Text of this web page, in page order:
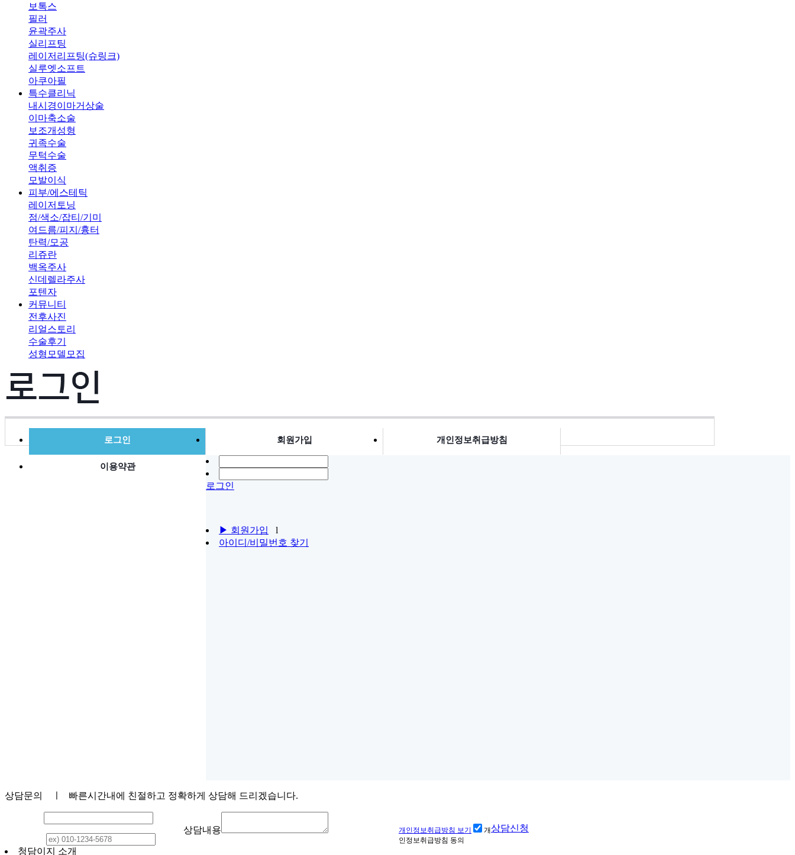
보톡스
필러
윤곽주사
실리프팅
레이저리프팅(슈링크)
실루엣소프트
아쿠아필
특수클리닉
내시경이마거상술
이마축소술
보조개성형
귀족수술
무턱수술
액취증
모발이식
피부/에스테틱
레이저토닝
점/색소/잡티/기미
여드름/피지/흉터
탄력/모공
리쥬란
백옥주사
신데렐라주사
포텐자
커뮤니티
전후사진
리얼스토리
수술후기
성형모델모집
로그인 회원가입 개인정보취급방침
이용약관
로그인
▶ 회원가입
l
아이디/비밀번호 찾기
상담문의 ㅣ 빠른시간내에 친절하고 정확하게 상담해 드리겠습니다.
상담내용 개인정보취급방침 보기
개
인정보취급방침 동의
상담신청
청담이지 소개